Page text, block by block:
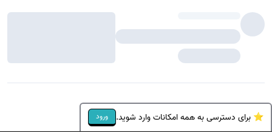
⭐ برای دسترسی به همه امکانات وارد شوید. ورود